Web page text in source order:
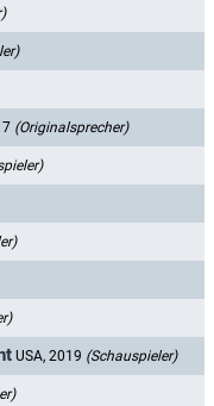
(Originalsprecher)
USA, 2019 (Schauspieler)